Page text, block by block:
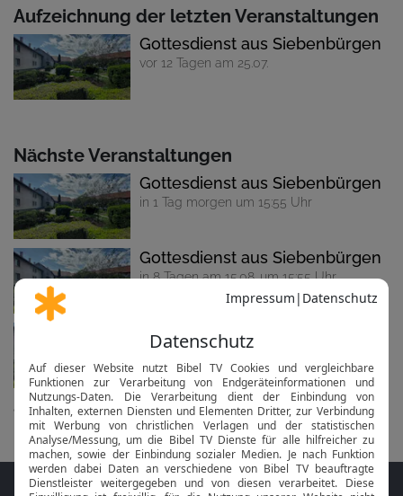
Aufzeichnung der letzten Veranstaltungen
Gottesdienst aus Siebenbürgen
vor 12 Tagen am 25.07.
Nächste Veranstaltungen
Gottesdienst aus Siebenbürgen
in 1 Tag morgen um 15:55 Uhr
Gottesdienst aus Siebenbürgen
in 8 Tagen am 15.08. um 15:55 Uhr
Gottesdienst aus Siebenbürgen
in 15 Tagen am 22.08. um 15:55 Uhr
alle anzeigen...